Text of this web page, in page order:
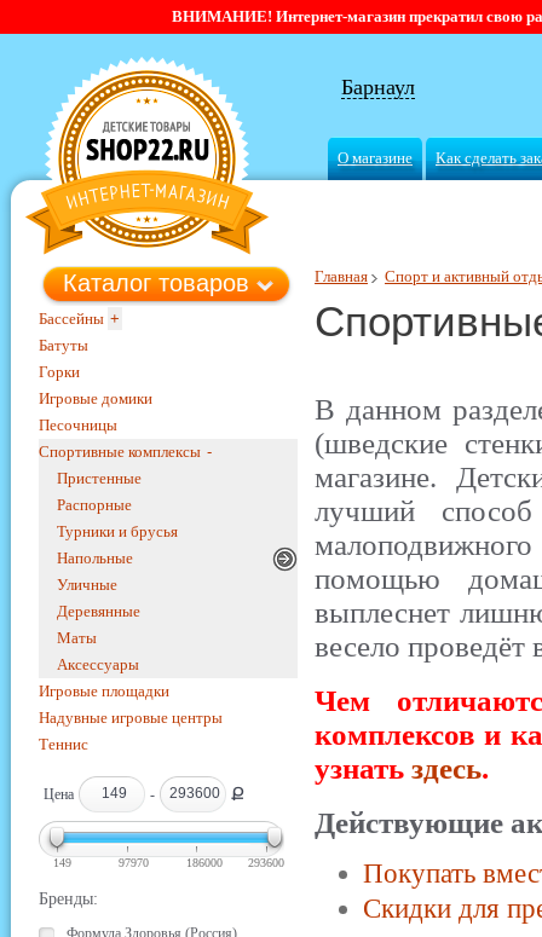
ВНИМАНИЕ! Интернет-магазин прекратил свою
Барнаул
О магазине Как сделать
Главная Спорт и активный
В данном
(шведские
магазине.
лучший
помощью
выплеснет
весело проведёт
Чем
комплексов и
узнать здесь.
Действующие
Покупать
Скидки для
Каталог товаров
Бассейны +
Батуты
Горки
Игровые домики
Песочницы
Спортивные комплексы -
Пристенные
Распорные
Турники и брусья
Напольные
Уличные
Деревянные
Маты
Аксессуары
Игровые площадки
Надувные игровые центры
Теннис
Цена - Ք
149 97970 186000 293600
Бренды:
Формула Здоровья (Россия)